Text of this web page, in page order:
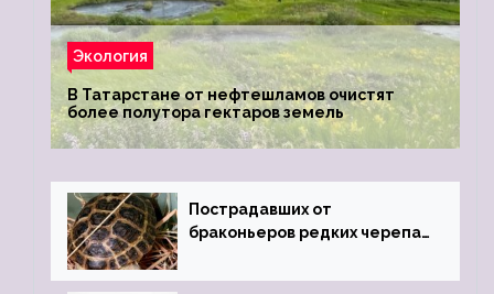
Экология
В Татарстане от нефтешламов очистят
более полутора гектаров земель
Пострадавших от
браконьеров редких черепах
зоопарк